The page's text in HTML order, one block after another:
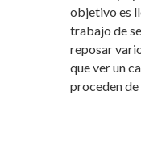
p
p
objetivo es
trabajo de
reposar
que ver un
proceden